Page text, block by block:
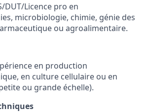
DUT/Licence pro en
microbiologie, chimie, génie des
ou agroalimentaire.
en production
en culture cellulaire ou en
ou grande échelle).